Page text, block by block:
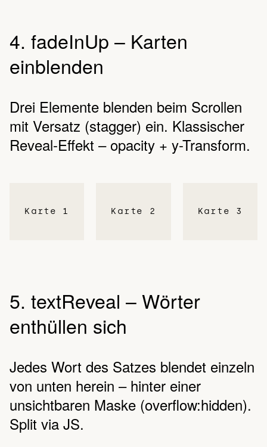
4. fadeInUp – Karten
einblenden
Drei Elemente blenden beim Scrollen
mit Versatz (stagger) ein. Klassischer
Reveal-Effekt – opacity + y-Transform.
Karte 1 Karte 2 Karte 3
5. textReveal – Wörter
enthüllen sich
Jedes Wort des Satzes blendet einzeln
von unten herein – hinter einer
unsichtbaren Maske (overflow:hidden).
Split via JS.